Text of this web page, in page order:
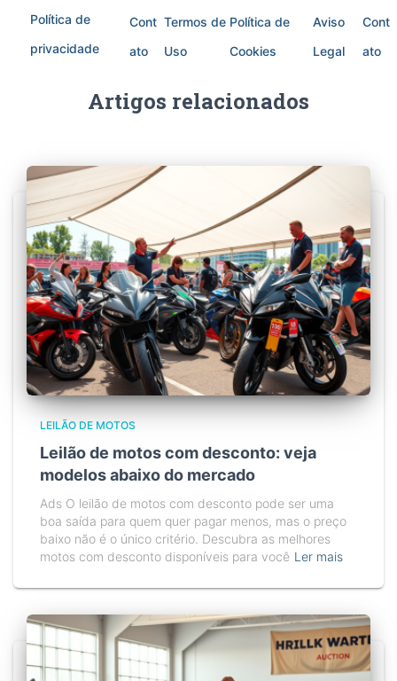
Política de
privacidade
Cont
ato
Termos de
Uso
Política de
Cookies
Aviso
Legal
Cont
ato
Artigos relacionados
LEILÃO DE MOTOS
Leilão de motos com desconto: veja
modelos abaixo do mercado
Ads O leilão de motos com desconto pode ser uma
boa saída para quem quer pagar menos, mas o preço
baixo não é o único critério. Descubra as melhores
motos com desconto disponíveis para você Ler mais